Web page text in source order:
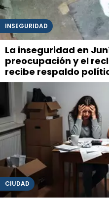
INSEGURIDAD
La inseguridad en
preocupación y el
recibe respaldo
CIUDAD